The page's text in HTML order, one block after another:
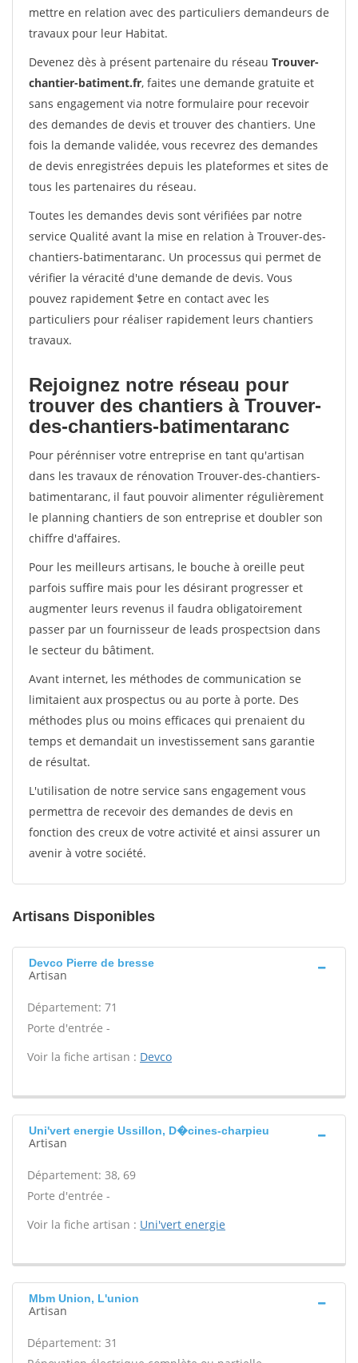
mettre en relation avec des particuliers demandeurs de
travaux pour leur Habitat.
Devenez dès à présent partenaire du réseau Trouver-
chantier-batiment.fr, faites une demande gratuite et
sans engagement via notre formulaire pour recevoir
des demandes de devis et trouver des chantiers. Une
fois la demande validée, vous recevrez des demandes
de devis enregistrées depuis les plateformes et sites de
tous les partenaires du réseau.
Toutes les demandes devis sont vérifiées par notre
service Qualité avant la mise en relation à Trouver-des-
chantiers-batimentaranc. Un processus qui permet de
vérifier la véracité d'une demande de devis. Vous
pouvez rapidement $etre en contact avec les
particuliers pour réaliser rapidement leurs chantiers
travaux.
Rejoignez notre réseau pour
trouver des chantiers à Trouver-
des-chantiers-batimentaranc
Pour pérénniser votre entreprise en tant qu'artisan
dans les travaux de rénovation Trouver-des-chantiers-
batimentaranc, il faut pouvoir alimenter régulièrement
le planning chantiers de son entreprise et doubler son
chiffre d'affaires.
Pour les meilleurs artisans, le bouche à oreille peut
parfois suffire mais pour les désirant progresser et
augmenter leurs revenus il faudra obligatoirement
passer par un fournisseur de leads prospectsion dans
le secteur du bâtiment.
Avant internet, les méthodes de communication se
limitaient aux prospectus ou au porte à porte. Des
méthodes plus ou moins efficaces qui prenaient du
temps et demandait un investissement sans garantie
de résultat.
L'utilisation de notre service sans engagement vous
permettra de recevoir des demandes de devis en
fonction des creux de votre activité et ainsi assurer un
avenir à votre société.
Artisans Disponibles
Devco Pierre de bresse
Artisan
Département: 71
Porte d'entrée -
Voir la fiche artisan : Devco
Uni'vert energie Ussillon, D�cines-charpieu
Artisan
Département: 38, 69
Porte d'entrée -
Voir la fiche artisan : Uni'vert energie
Mbm Union, L'union
Artisan
Département: 31